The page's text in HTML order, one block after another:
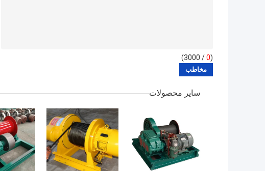
(
0
/ 3000)
سایر محصولات